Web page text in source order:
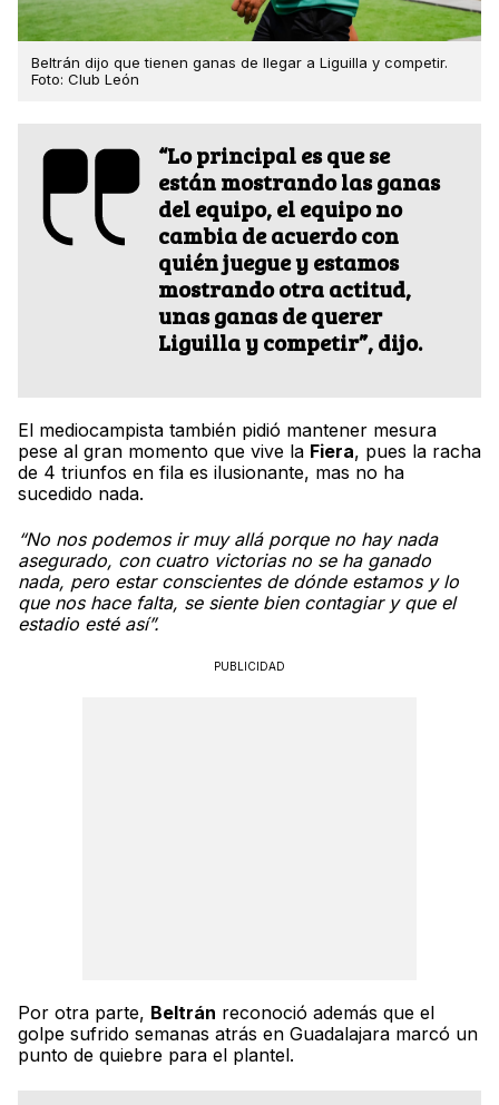
Beltrán dijo que tienen ganas de llegar a Liguilla y competir.
Foto: Club León
“Lo principal es que se
están mostrando las ganas
del equipo, el equipo no
cambia de acuerdo con
quién juegue y estamos
mostrando otra actitud,
unas ganas de querer
Liguilla y competir”, dijo.
El mediocampista también pidió mantener mesura
pese al gran momento que vive la Fiera, pues la racha
de 4 triunfos en fila es ilusionante, mas no ha
sucedido nada.
“No nos podemos ir muy allá porque no hay nada
asegurado, con cuatro victorias no se ha ganado
nada, pero estar conscientes de dónde estamos y lo
que nos hace falta, se siente bien contagiar y que el
estadio esté así”.
PUBLICIDAD
Por otra parte, Beltrán reconoció además que el
golpe sufrido semanas atrás en Guadalajara marcó un
punto de quiebre para el plantel.